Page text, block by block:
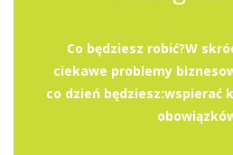
Co będziesz robić?W
ciekawe problemy
co dzień będziesz:wspierać